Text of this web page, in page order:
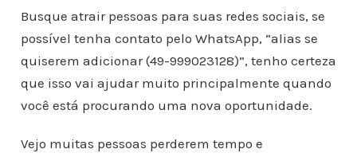
Busque atrair pessoas para suas redes sociais, se
possível tenha contato pelo WhatsApp, “alias se
quiserem adicionar (49-999023128)”, tenho certeza
que isso vai ajudar muito principalmente quando
você está procurando uma nova oportunidade.
Vejo muitas pessoas perderem tempo e